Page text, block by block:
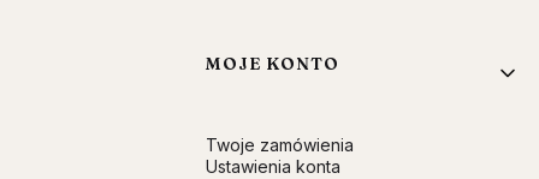
MOJE KONTO
Twoje zamówienia
Ustawienia konta